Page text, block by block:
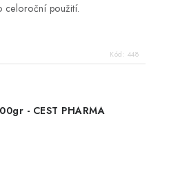
celoroční použití.
Kód: 448
- CEST PHARMA